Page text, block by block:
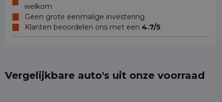
welkom
Geen grote eenmalige investering
Klanten beoordelen ons met een 4.7/5
Vergelijkbare auto's uit onze voorraad